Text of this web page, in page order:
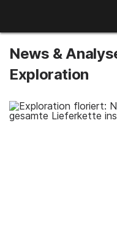
Kupfer
Seltene Erden
News &
Exploration